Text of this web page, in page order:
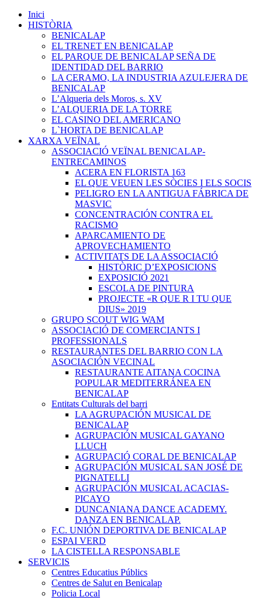
Inici
HISTÒRIA
BENICALAP
EL TRENET EN BENICALAP
EL PARQUE DE BENICALAP SEÑA DE
IDENTIDAD DEL BARRIO
LA CERAMO, LA INDUSTRIA AZULEJERA DE
BENICALAP
L’Alqueria dels Moros, s. XV
L’ALQUERIA DE LA TORRE
EL CASINO DEL AMERICANO
L`HORTA DE BENICALAP
XARXA VEÏNAL
ASSOCIACIÓ VEÏNAL BENICALAP-
ENTRECAMINOS
ACERA EN FLORISTA 163
EL QUE VEUEN LES SÒCIES I ELS SOCIS
PELIGRO EN LA ANTIGUA FÁBRICA DE
MASVIC
CONCENTRACIÓN CONTRA EL
RACISMO
APARCAMIENTO DE
APROVECHAMIENTO
ACTIVITATS DE LA ASSOCIACIÓ
HISTÒRIC D’EXPOSICIONS
EXPOSICIÓ 2021
ESCOLA DE PINTURA
PROJECTE «R QUE R I TU QUE
DIUS» 2019
GRUPO SCOUT WIG WAM
ASSOCIACIÓ DE COMERCIANTS I
PROFESSIONALS
RESTAURANTES DEL BARRIO CON LA
ASOCIACIÓN VECINAL
RESTAURANTE AITANA COCINA
POPULAR MEDITERRÁNEA EN
BENICALAP
Entitats Culturals del barri
LA AGRUPACIÓN MUSICAL DE
BENICALAP
AGRUPACIÓN MUSICAL GAYANO
LLUCH
AGRUPACIÓ CORAL DE BENICALAP
AGRUPACIÓN MUSICAL SAN JOSÉ DE
PIGNATELLI
AGRUPACIÓN MUSICAL ACACIAS-
PICAYO
DUNCANIANA DANCE ACADEMY.
DANZA EN BENICALAP.
F.C. UNIÓN DEPORTIVA DE BENICALAP
ESPAI VERD
LA CISTELLA RESPONSABLE
SERVICIS
Centres Educatius Públics
Centres de Salut en Benicalap
Policia Local